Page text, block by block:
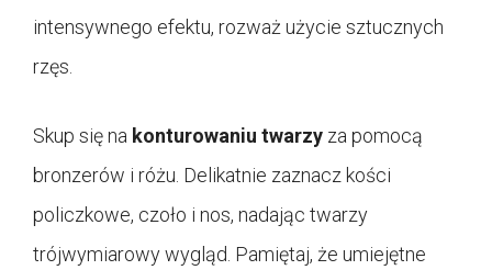
intensywnego efektu, rozważ użycie sztucznych
rzęs.
Skup się na konturowaniu twarzy za pomocą
bronzerów i różu. Delikatnie zaznacz kości
policzkowe, czoło i nos, nadając twarzy
trójwymiarowy wygląd. Pamiętaj, że umiejętne